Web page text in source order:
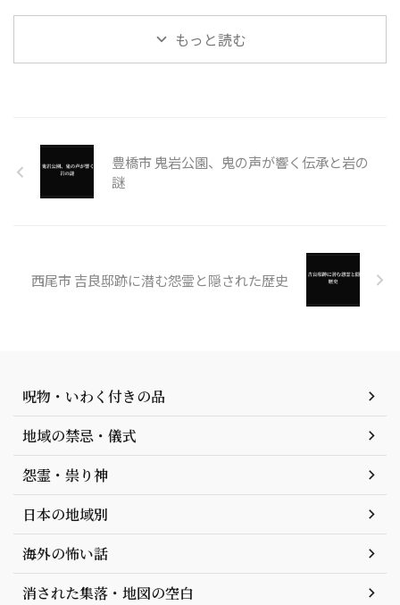
もっと読む
豊橋市 鬼岩公園、鬼の声が響く伝承と岩の
謎
西尾市 吉良邸跡に潜む怨霊と隠された歴史
呪物・いわく付きの品
地域の禁忌・儀式
怨霊・祟り神
日本の地域別
海外の怖い話
消された集落・地図の空白